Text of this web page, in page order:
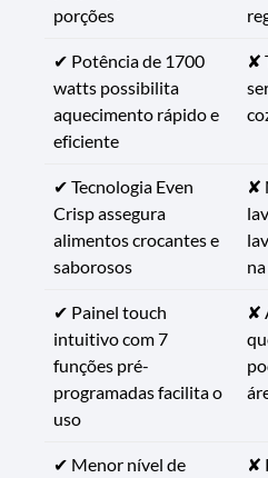
porções
✔ Potência de 1700
watts possibilita
aquecimento rápido e
eficiente
✘
✔ Tecnologia Even
Crisp assegura
alimentos crocantes e
saborosos
✘
✔ Painel touch
intuitivo com 7
funções pré-
programadas facilita o
uso
✘
✔ Menor nível de
✘